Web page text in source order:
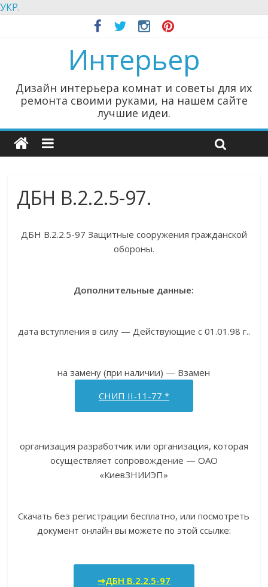
УКР.
Интерьер
Дизайн интерьера комнат и советы для их
ремонта своими руками, на нашем сайте
лучшие идеи.
ДБН В.2.2.5-97.
ДБН В.2.2.5-97 Защитные сооружения гражданской
обороны.
Дополнительные данные:
дата вступления в силу — Действующие с 01.01.98 г..
на замену (при наличии) — Взамен
СНИП II-11-77 *
организация разработчик или организация, которая
осуществляет сопровождение — ОАО
«КиевЗНИИЭП»
Скачать без регистрации бесплатно, или посмотреть
документ онлайн вы можете по этой ссылке:
⇒ДБН В.2.2.5-97